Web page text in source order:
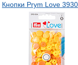
Кнопки Prym Love